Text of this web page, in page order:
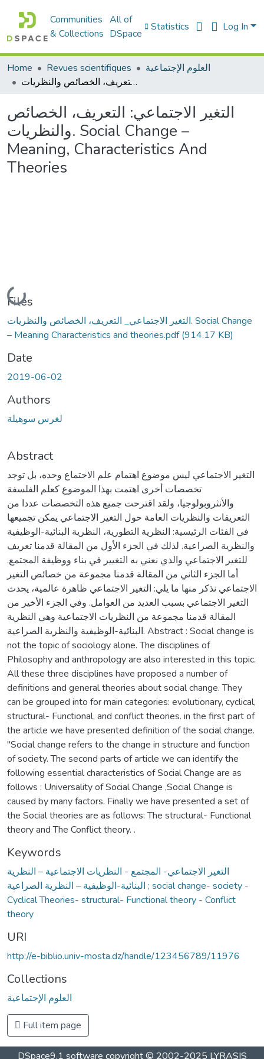
Communities
& Collections
All of
DSpace
Statistics Log In
Home Revues scientifiques
العلوم الإجتماعية
التغير الاجتماعي: التعريف، الخصائص والنظريات. Social Change – Meaning, Characteristics And Theories
التغير الاجتماعي: التعريف، الخصائص
والنظريات. Social Change –
Meaning, Characteristics And
Theories
Loading...
Files
التغير الاجتماعي_ التعريف، الخصائص والنظريات. Social Change
– Meaning Characteristics and theories.pdf(914.17 KB)
Date
2019-06-02
Authors
لغرس سوهيلة
Abstract
التغير الاجتماعي ليس موضوع اهتمام علم الاجتماع وحده، بل توجد
تخصصات أخرى اهتمت بهذا الموضوع كعلم الفلسفة
والأنثروبولوجيا، ولقد اقترحت جميع هذه التخصصات عددا من
التعريفات والنظريات العامة حول التغير الاجتماعي يمكن تجميعها
في الفئات الرئيسية: النظرية التطورية، النظرية البنائية-الوظيفية
والنظرية الصراعية. لذلك في الجزء الأول من المقالة قدمنا تعريف
للتغير الاجتماعي والذي نعني به التغيير في بناء ووظيفة المجتمع.
أما الجزء الثاني من المقالة قدمنا مجموعة من خصائص التغير
الاجتماعي نذكر منها ما يلي: التغير الاجتماعي ظاهرة عالمية، يحدث
التغير الاجتماعي بسبب العديد من العوامل. وفي الجزء الأخير من
المقالة قدمنا مجموعة من النظريات الاجتماعية وهي النظرية
البنائية-الوظيفية والنظرية الصراعية. Abstract : Social change is
not the topic of sociology alone. The disciplines of
Philosophy and anthropology are also interested in this topic.
All these three disciplines have proposed a number of
definitions and general theories about social change. They
can be grouped into for main categories: evolutionary, cyclical,
structural- Functional, and conflict theories. in the first part of
the article we have presented definition of the social change.
"Social change refers to the change in structure and function
of society. The second parts of article we can identify the
following essential characteristics of Social Change are as
follows : Universality of Social Change ,Social Change is
caused by many factors. Finally we have presented a set of
the Social theories are as follows: The structural- Functional
theory and The Conflict theory. .
Keywords
التغير الاجتماعي- المجتمع - النظريات الاجتماعية – النظرية
البنائية-الوظيفية – النظرية الصراعية ; social change- society -
Cyclical Theories- structural- Functional theory - Conflict
theory
URI
http://e-biblio.univ-mosta.dz/handle/123456789/11976
Collections
العلوم الإجتماعية
Full item page
DSpace9.1 software copyright © 2002-2025 LYRASIS